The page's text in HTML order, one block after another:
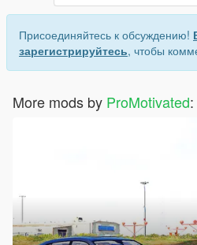
Присоединяйтесь к обсуждению!
зарегистрируйтесь, чтобы
More mods by ProMotivated: